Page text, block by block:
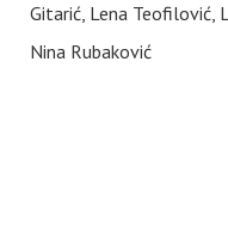
Gitarić, Lena Teofilović,
Nina Rubaković